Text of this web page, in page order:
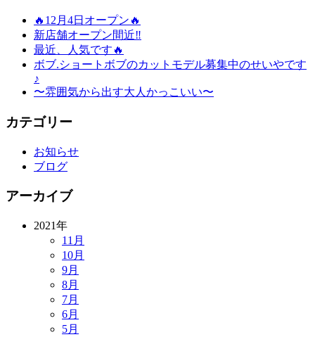
🔥12月4日オープン🔥
新店舗オープン間近‼️
最近、人気です🔥
ボブ.ショートボブのカットモデル募集中のせいやです
♪
〜雰囲気から出す大人かっこいい〜
カテゴリー
お知らせ
ブログ
アーカイブ
2021年
11月
10月
9月
8月
7月
6月
5月